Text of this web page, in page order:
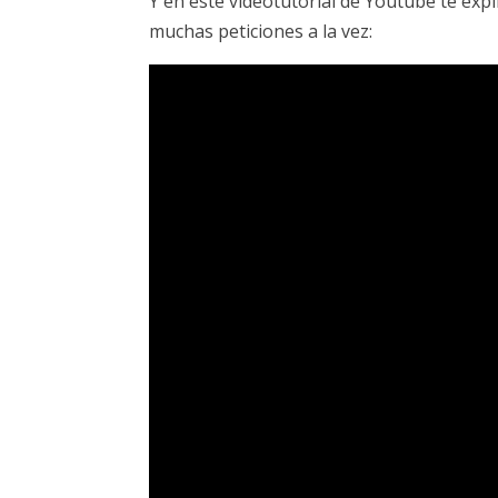
muchas peticiones a la vez: